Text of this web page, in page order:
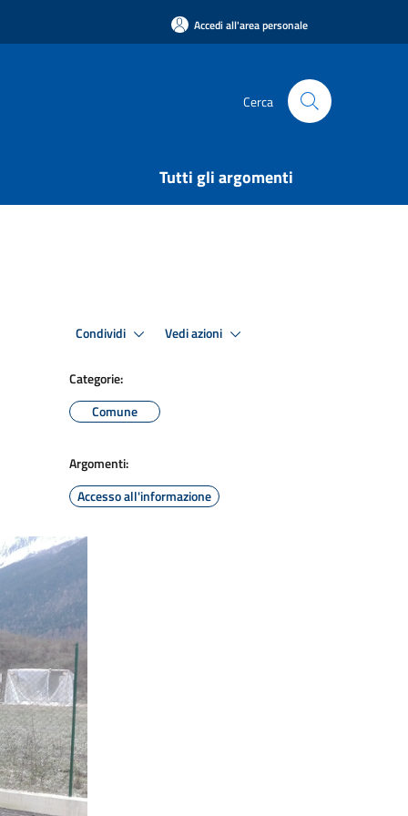
Accedi all'area personale
Cerca
Tutti gli argomenti
Condividi Vedi azioni
Categorie:
Comune
Argomenti:
Accesso all'informazione